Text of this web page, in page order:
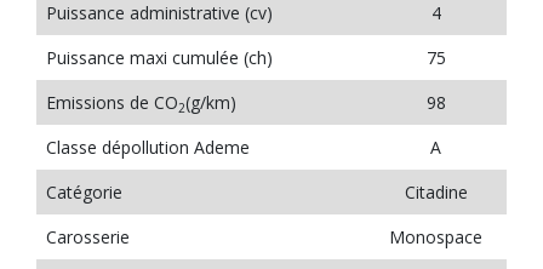
Puissance administrative (cv)
4
Puissance maxi cumulée (ch)
75
Emissions de CO2(g/km)
98
Classe dépollution Ademe
A
Catégorie
Citadine
Carosserie
Monospace